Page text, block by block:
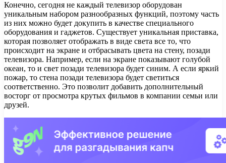
Конечно, сегодня не каждый телевизор оборудован
уникальным набором разнообразных функций, поэтому часть
из них можно будет докупить в качестве специального
оборудования и гаджетов. Существует уникальная приставка,
которая позволяет отображать в виде света все то, что
происходит на экране и отбрасывать цвета на стену, позади
телевизора. Например, если на экране показывают голубой
океан, то и свет позади телевизора будет синим. А если яркий
пожар, то стена позади телевизора будет светиться
соответственно. Это позволит добавить дополнительный
восторг от просмотра крутых фильмов в компании семьи или
друзей.